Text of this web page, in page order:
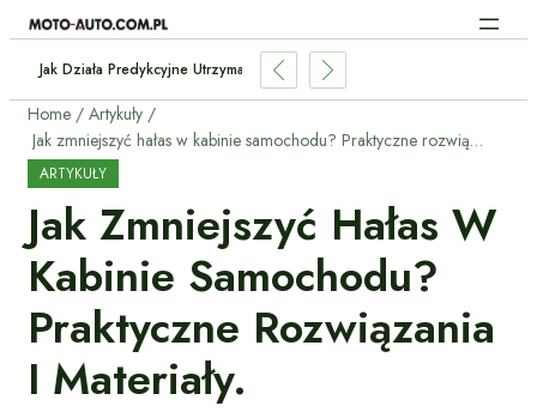
W Używanym Elektryku?
Home
Artykuły
Jak zmniejszyć hałas w kabinie samochodu? Praktyczne rozwiązania i materiały.
ARTYKUŁY
Jak Zmniejszyć Hałas W
Kabinie Samochodu?
Praktyczne Rozwiązania
I Materiały.